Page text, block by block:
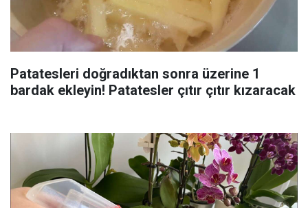
Patatesleri doğradıktan sonra üzerine 1
bardak ekleyin! Patatesler çıtır çıtır kızaracak